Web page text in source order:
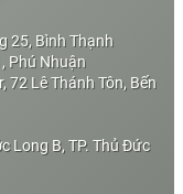
25, Bình Thạnh
Phú Nhuận
72 Lê Thánh Tôn, Bến
Long B, TP. Thủ Đức